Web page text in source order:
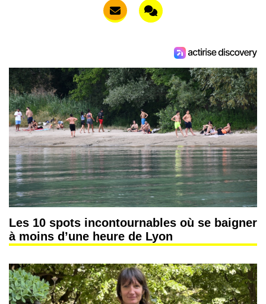
Les 10 spots incontournables où se baigner
à moins d’une heure de Lyon